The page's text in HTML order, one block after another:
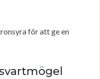
för att ge en